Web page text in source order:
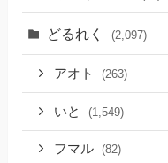
どるれく (2,097)
アオト (263)
いと (1,549)
フマル (82)